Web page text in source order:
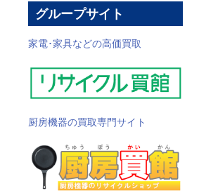
グループサイト
家電･家具などの高価買取
厨房機器の買取専門サイト